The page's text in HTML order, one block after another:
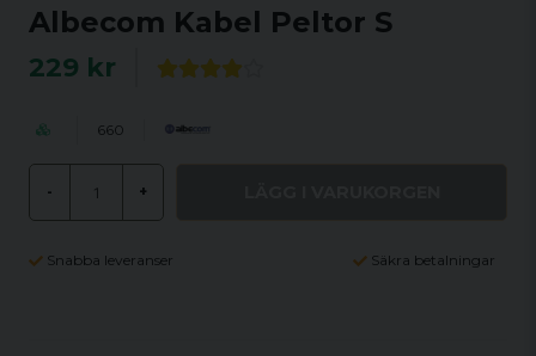
Albecom Kabel Peltor S
229 kr
660
- +
Snabba leveranser Säkra betalningar